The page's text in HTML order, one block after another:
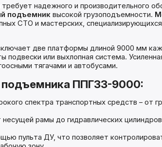
надежного и производительного
подъемниквысокой грузоподъемности.
СТО и мастерских,
две платформы длиной 9000 мм
или выхлопная система.
тягачами и автобусами.
подъемника ППГ33-9000:
спектра транспортных средств – от
рамы до гидравлических
пульта ДУ, что позволяет